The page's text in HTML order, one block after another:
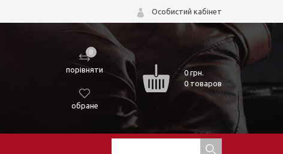
Особистий кабінет
0
порівняти
обране
0грн.
0 товаров